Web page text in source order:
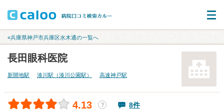
«兵庫県神戸市兵庫区水木通の一覧へ
長田眼科医院
新開地駅 湊川駅（湊川公園駅） 高速神戸駅
4.13 ？ 8件